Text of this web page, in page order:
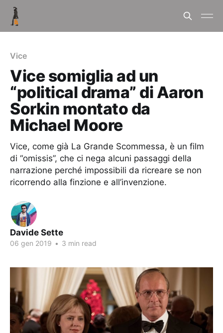
Vice
Vice somiglia ad un
“political drama” di Aaron
Sorkin montato da
Michael Moore
Vice, come già La Grande Scommessa, è un film
di “omissis”, che ci nega alcuni passaggi della
narrazione perché impossibili da ricreare se non
ricorrendo alla finzione e all’invenzione.
Davide Sette
06 gen 2019 • 3 min read